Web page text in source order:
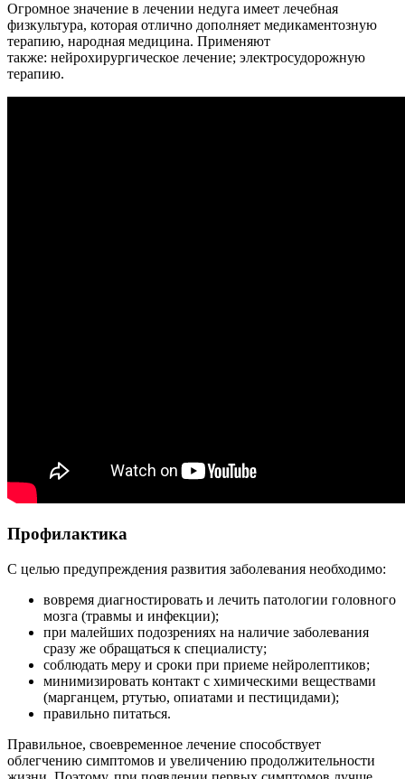
Огромное значение в лечении недуга имеет лечебная
физкультура, которая отлично дополняет медикаментозную
терапию, народная медицина. Применяют
также: нейрохирургическое лечение; электросудорожную
терапию.
Профилактика
С целью предупреждения развития заболевания необходимо:
вовремя диагностировать и лечить патологии головного
мозга (травмы и инфекции);
при малейших подозрениях на наличие заболевания
сразу же обращаться к специалисту;
соблюдать меру и сроки при приеме нейролептиков;
минимизировать контакт с химическими веществами
(марганцем, ртутью, опиатами и пестицидами);
правильно питаться.
Правильное, своевременное лечение способствует
облегчению симптомов и увеличению продолжительности